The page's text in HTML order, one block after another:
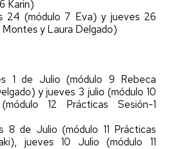
Karin)
24 (módulo 7 Eva) y jueves 26
y Laura Delgado)
1 de Julio (módulo 9 Rebeca
y jueves 3 julio (módulo 10
12 Prácticas Sesión-1
8 de Julio (módulo 11 Prácticas
jueves 10 Julio (módulo 11